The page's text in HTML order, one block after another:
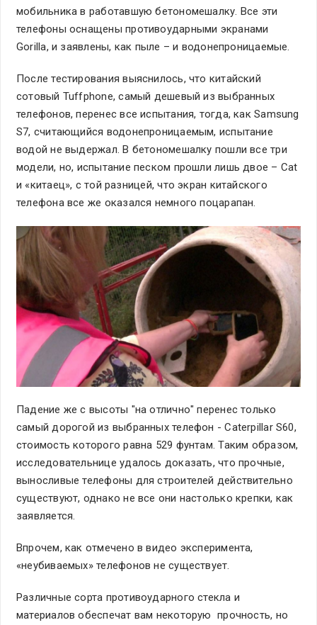
мобильника в работавшую бетономешалку. Все эти
телефоны оснащены противоударными экранами
Gorilla, и заявлены, как пыле – и водонепроницаемые.
После тестирования выяснилось, что китайский
сотовый Tuffphone, самый дешевый из выбранных
телефонов, перенес все испытания, тогда, как Samsung
S7, считающийся водонепроницаемым, испытание
водой не выдержал. В бетономешалку пошли все три
модели, но, испытание песком прошли лишь двое – Cat
и «китаец», с той разницей, что экран китайского
телефона все же оказался немного поцарапан.
Падение же с высоты "на отлично" перенес только
самый дорогой из выбранных телефон - Caterpillar S60,
стоимость которого равна 529 фунтам. Таким образом,
исследовательнице удалось доказать, что прочные,
выносливые телефоны для строителей действительно
существуют, однако не все они настолько крепки, как
заявляется.
Впрочем, как отмечено в видео эксперимента,
«неубиваемых» телефонов не существует.
Различные сорта противоударного стекла и
материалов обеспечат вам некоторую прочность, но